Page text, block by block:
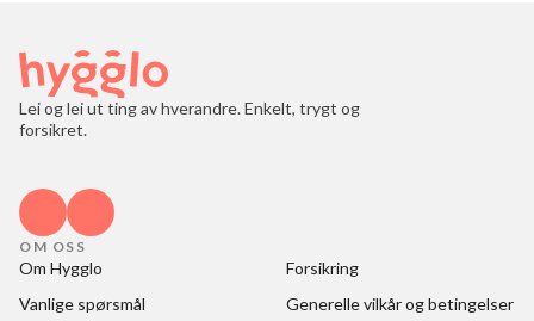
Lei og lei ut ting av hverandre. Enkelt, trygt og
forsikret.
OM OSS
Om Hygglo
Forsikring
Vanlige spørsmål
Generelle vilkår og betingelser